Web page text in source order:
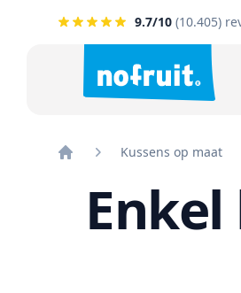
9.7/10 (10.405)
Kussens op maat